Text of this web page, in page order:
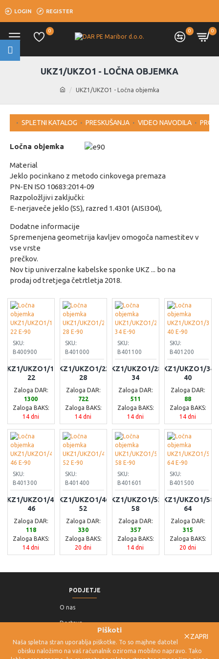
LOGIN REGISTER
0 0 0
UKZ1/UKZO1 - Ločna objemka
UKZ1/UKZO1 - LOČNA OBJEMKA
SPLETNI KATALOG PRESKUŠANJA VIDEO NAVODILA
Ločna objemka
Material
Jeklo pocinkano z metodo cinkovega premaza
PN-EN ISO 10683:2014-09
Razpoložljivi zaključki:
E-nerjaveče jeklo (SS), razred 1.4301 (AISI304),
Dodatne informacije
Spremenjena geometrija kavljev omogoča namestitev v
vse vrste
prečkov.
Nov tip univerzalne kabelske sponke UKZ ... bo na
prodaj od tretjega četrtletja 2018.
SKU:
B400900
UKZ1/UKZO1/16-
22
Zaloga DAR:
1300
Zaloga BAKS:
14 dni
SKU:
B401000
UKZ1/UKZO1/22-
28
Zaloga DAR:
722
Zaloga BAKS:
14 dni
SKU:
B401100
UKZ1/UKZO1/28-
34
Zaloga DAR:
511
Zaloga BAKS:
14 dni
SKU:
B401200
UKZ1/UKZO1/34-
40
Zaloga DAR:
88
Zaloga BAKS:
14 dni
SKU:
B401300
UKZ1/UKZO1/40-
46
Zaloga DAR:
118
Zaloga BAKS:
14 dni
SKU:
B401400
UKZ1/UKZO1/46-
52
Zaloga DAR:
330
Zaloga BAKS:
20 dni
SKU:
B401601
UKZ1/UKZO1/52-
58
Zaloga DAR:
357
Zaloga BAKS:
14 dni
SKU:
B401500
UKZ1/UKZO1/58-
64
Zaloga DAR:
315
Zaloga BAKS:
20 dni
PODJETJE
O nas
Dostava
Pogoji poslovanja
Politika
ZAPRI
Piškoti
Naša spletna stran uporablja piškotke. To so majhne datoteke, ki jih ob
obisku naložimo na vaš računalnik oziroma mobilno napravo. Tako